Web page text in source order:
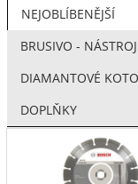
NEJOBLÍBENĚJŠÍ
BRUSIVO -
DIAMANTOVÉ
DOPLŇKY